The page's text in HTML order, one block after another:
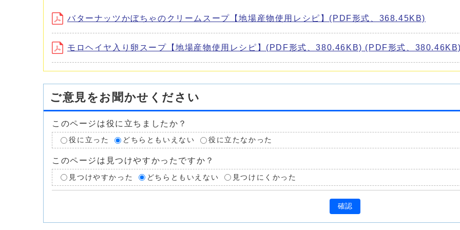
バターナッツかぼちゃのクリームスープ【地場産物使用レシピ】(PDF形式、368.45KB)
モロヘイヤ入り卵スープ【地場産物使用レシピ】(PDF形式、380.46KB) (PDF形式、
ご意見をお聞かせください
このページは役に立ちましたか？
役に立った どちらともいえない 役に立たなかった
このページは見つけやすかったですか？
見つけやすかった どちらともいえない 見つけにくかった
確認